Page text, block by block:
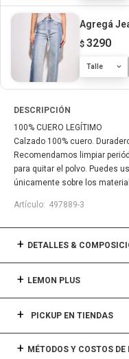
Agregá
$ 3290
Talle
DESCRIPCIÓN
100% CUERO LEGÍTIMO
Calzado 100% cuero.
Recomendamos limpiar
para quitar el polvo. Puedes
únicamente sobre los
497889-3
DETALLES &
LEMON PLUS
PICKUP EN TIENDAS
MÉTODOS Y COSTOS DE